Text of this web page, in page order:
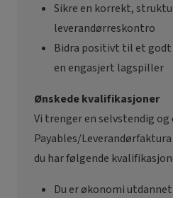
Sikre en korrekt,
leverandørreskontro
Bidra positivt til et
en engasjert lagspiller
Ønskede kvalifikasjoner
Vi trenger en selvstendig
Payables/
du har følgende
Du er økonomi utdannet